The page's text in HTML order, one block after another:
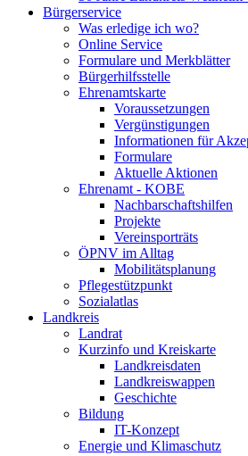
Bürgerservice
Was erledige ich wo?
Online Service
Formulare und Merkblätter
Bürgerhilfsstelle
Ehrenamtskarte
Voraussetzungen
Vergünstigungen
Informationen für
Formulare
Aktuelle Aktionen
Ehrenamt - KOBE
Nachbarschaftshilfen
Projekte
Vereinsporträts
ÖPNV im Alltag
Mobilitätsplanung
Pflegestützpunkt
Sozialatlas
Landkreis
Landrat
Kurzinfo und Kreiskarte
Landkreisdaten
Landkreiswappen
Geschichte
Bildung
IT-Konzept
Energie und Klimaschutz